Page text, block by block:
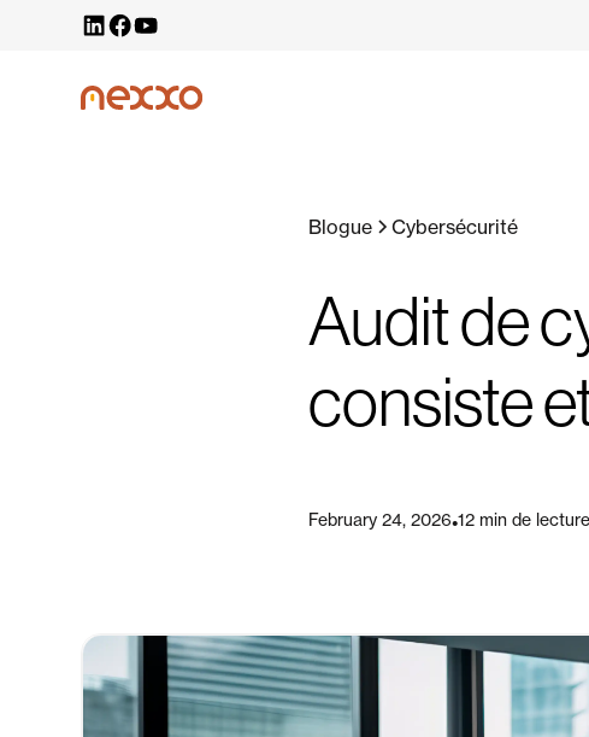
Blogue Cybersécurité
Audit de
consiste
February 24, 2026•12 min de lecture